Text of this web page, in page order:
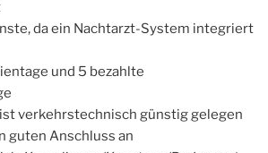
da ein Nachtarzt-System integriert
und 5 bezahlte
ist verkehrstechnisch günstig gelegen
guten Anschluss an